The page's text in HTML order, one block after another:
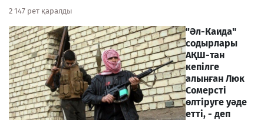
2 147 рет қаралды
"Әл-Каида"
содырлары
АҚШ-тан
кепілге
алынған Люк
Сомерсті
өлтіруге уәде
етті, - деп